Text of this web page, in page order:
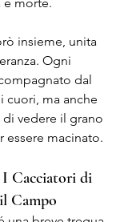
insieme, unita
Ogni
dal
cuori, ma anche
vedere il grano
macinato.
Cacciatori di
Campo